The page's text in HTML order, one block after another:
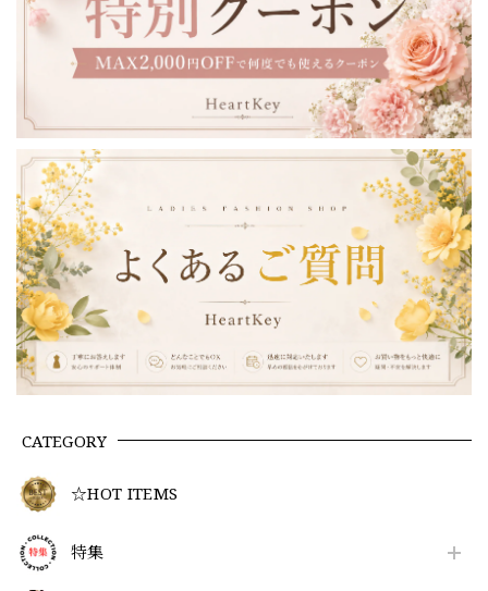
CATEGORY
☆HOT ITEMS
特集